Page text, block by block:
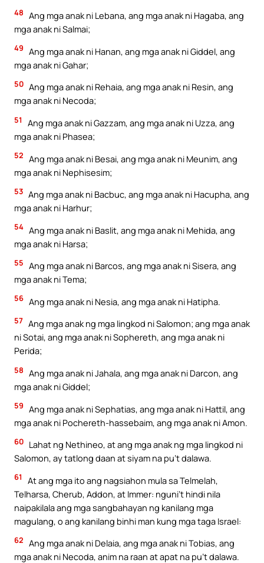
48 Ang mga anak ni Lebana, ang mga anak ni Hagaba, ang
mga anak ni Salmai;
49 Ang mga anak ni Hanan, ang mga anak ni Giddel, ang
mga anak ni Gahar;
50 Ang mga anak ni Rehaia, ang mga anak ni Resin, ang
mga anak ni Necoda;
51
Ang mga anak ni Gazzam, ang mga anak ni Uzza, ang
mga anak ni Phasea;
52 Ang mga anak ni Besai, ang mga anak ni Meunim, ang
mga anak ni Nephisesim;
53 Ang mga anak ni Bacbuc, ang mga anak ni Hacupha, ang
mga anak ni Harhur;
54 Ang mga anak ni Baslit, ang mga anak ni Mehida, ang
mga anak ni Harsa;
55 Ang mga anak ni Barcos, ang mga anak ni Sisera, ang
mga anak ni Tema;
56 Ang mga anak ni Nesia, ang mga anak ni Hatipha.
57 Ang mga anak ng mga lingkod ni Salomon; ang mga anak
ni Sotai, ang mga anak ni Sophereth, ang mga anak ni
Perida;
58 Ang mga anak ni Jahala, ang mga anak ni Darcon, ang
mga anak ni Giddel;
59 Ang mga anak ni Sephatias, ang mga anak ni Hattil, ang
mga anak ni Pochereth-hassebaim, ang mga anak ni Amon.
60 Lahat ng Nethineo, at ang mga anak ng mga lingkod ni
Salomon, ay tatlong daan at siyam na pu’t dalawa.
61
At ang mga ito ang nagsiahon mula sa Telmelah,
Telharsa, Cherub, Addon, at Immer: nguni’t hindi nila
naipakilala ang mga sangbahayan ng kanilang mga
magulang, o ang kanilang binhi man kung mga taga Israel:
62 Ang mga anak ni Delaia, ang mga anak ni Tobias, ang
mga anak ni Necoda, anim na raan at apat na pu’t dalawa.